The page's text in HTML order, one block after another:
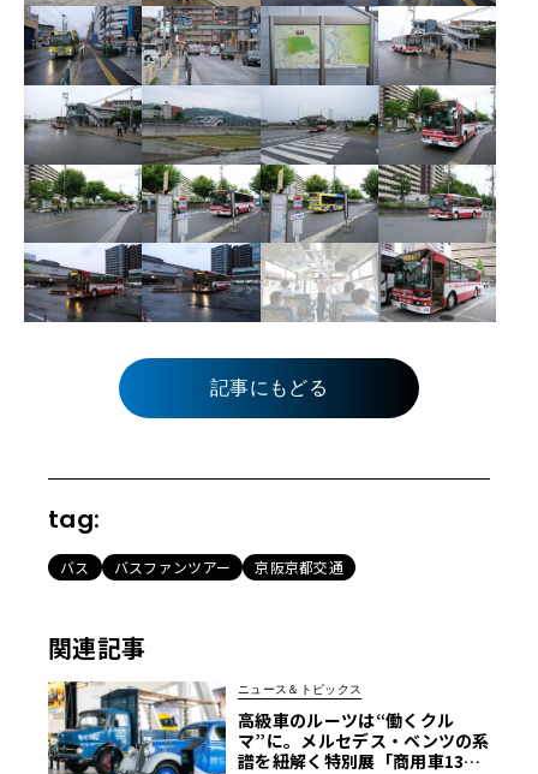
記事にもどる
tag:
バス バスファンツアー 京阪京都交通
関連記事
ニュース＆トピックス
高級車のルーツは“働くクル
マ”に。メルセデス・ベンツの系
譜を紐解く特別展「商用車130